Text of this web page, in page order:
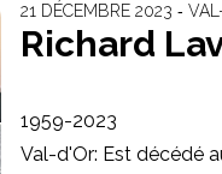
21 DÉCEMBRE 2023 ‐
Richard
1959-2023
Val-d'Or: Est décédé